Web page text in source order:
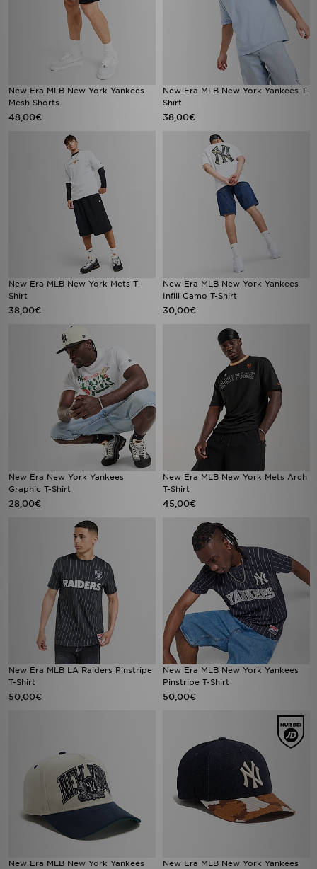
New Era MLB New York Yankees
Mesh Shorts
48,00€
New Era MLB New York Yankees T-
Shirt
38,00€
New Era MLB New York Mets T-
Shirt
38,00€
New Era MLB New York Yankees
Infill Camo T-Shirt
30,00€
New Era New York Yankees
Graphic T-Shirt
28,00€
New Era MLB New York Mets Arch
T-Shirt
45,00€
New Era MLB LA Raiders Pinstripe
T-Shirt
50,00€
New Era MLB New York Yankees
Pinstripe T-Shirt
50,00€
New Era MLB New York Yankees
New Era MLB New York Yankees